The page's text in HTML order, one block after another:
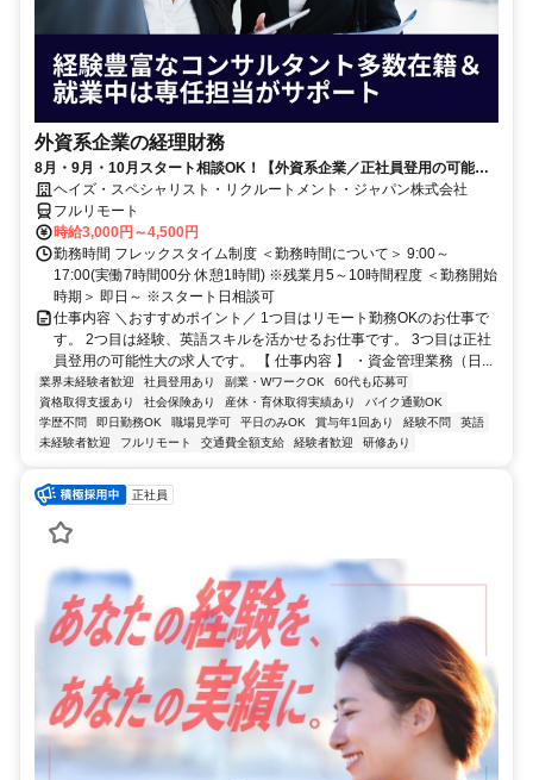
外資系企業の経理財務
8月・9月・10月スタート相談OK！【外資系企業／正社員登用の可能性
大／700万～800万／リモート勤務OK】経理財務
ヘイズ・スペシャリスト・リクルートメント・ジャパン株式会社
フルリモート
時給3,000円～4,500円
勤務時間 フレックスタイム制度 ＜勤務時間について＞ 9:00～
17:00(実働7時間00分 休憩1時間) ※残業月5～10時間程度 ＜勤務開始
時期＞ 即日～ ※スタート日相談可
仕事内容 ＼おすすめポイント／ 1つ目はリモート勤務OKのお仕事で
す。 2つ目は経験、英語スキルを活かせるお仕事です。 3つ目は正社
員登用の可能性大の求人です。 【 仕事内容 】 ・資金管理業務（日...
業界未経験者歓迎 社員登用あり 副業・WワークOK
60代も応募可
資格取得支援あり
社会保険あり 産休・育休取得実績あり
バイク通勤OK
学歴不問
即日勤務OK 職場見学可 平日のみOK 賞与年1回あり 経験不問
英語
未経験者歓迎
フルリモート 交通費全額支給 経験者歓迎 研修あり
正社員